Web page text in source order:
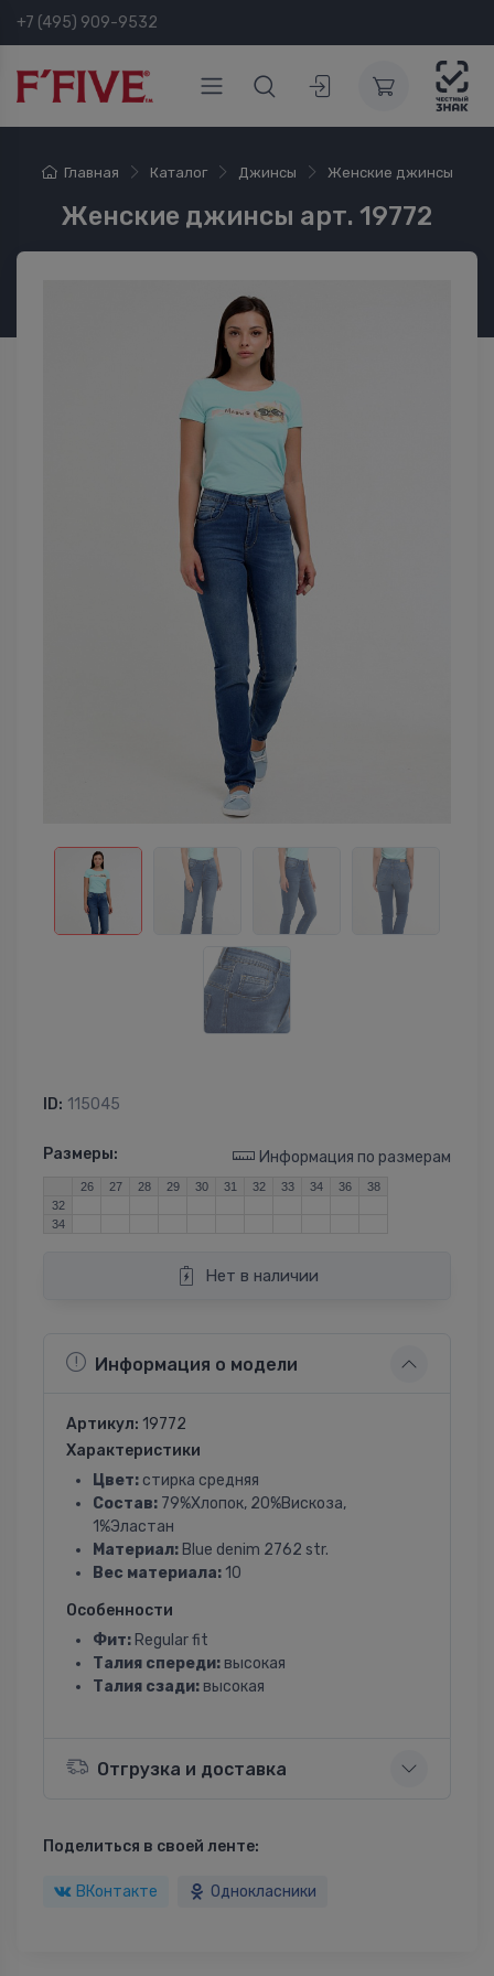
+7 (495) 909-9532
Главная Каталог Джинсы Женские джинсы
Женские джинсы арт. 19772
ID: 115045
Размеры: Информация по размерам
26 27 28 29 30 31 32 33 34 36
38
32
34
Нет в наличии
Информация о модели
Артикул: 19772
Характеристики
Цвет: стирка средняя
Состав: 79%Хлопок, 20%Вискоза,
1%Эластан
Материал: Blue denim 2762 str.
Вес материала: 10
Особенности
Фит: Regular fit
Талия спереди: высокая
Талия сзади: высокая
Отгрузка и доставка
Поделиться в своей ленте:
ВКонтакте Однокласники